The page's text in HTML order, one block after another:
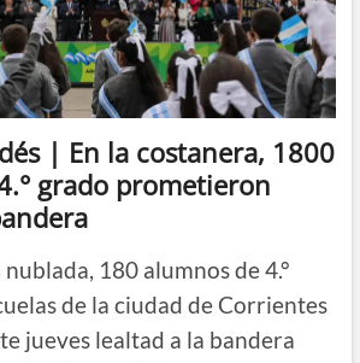
| En la costanera, 1800
grado prometieron
180 alumnos de 4.°
de la ciudad de Corrientes
jueves lealtad a la bandera